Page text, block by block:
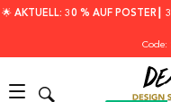
🌟 AKTUELL: 30 % AUF POSTER┃
Code: